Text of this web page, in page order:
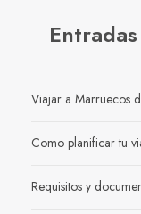
Viajar a Marruecos
Como planificar tu
Requisitos y